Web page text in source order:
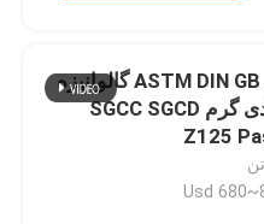
ASTM DIN GB JIS3302 گالوانیزه
شده فولادی گرم SGCC SGCD
Z125